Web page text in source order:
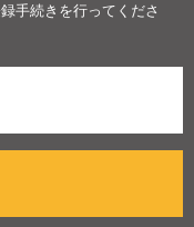
手続きを行ってくださ